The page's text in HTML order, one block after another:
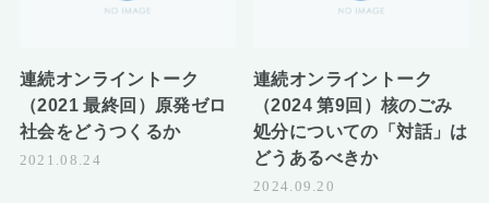
連続オンライントーク
（2021 最終回）原発ゼロ
社会をどうつくるか
2021.08.24
連続オンライントーク
（2024 第9回）核のごみ
処分についての「対話」は
どうあるべきか
2024.09.20